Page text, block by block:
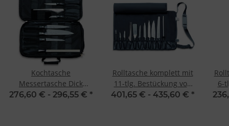
Kochtasche
Messertasche Dick
Culinary Bag 8-teilig
276,60 € - 296,55 € *
Rolltasche komplett mit
11-tlg. Bestückung von
Dick
401,65 € - 435,60 € *
6-